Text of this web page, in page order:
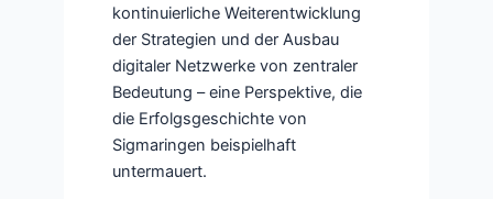
kontinuierliche Weiterentwicklung
der Strategien und der Ausbau
digitaler Netzwerke von zentraler
Bedeutung – eine Perspektive, die
die Erfolgsgeschichte von
Sigmaringen beispielhaft
untermauert.